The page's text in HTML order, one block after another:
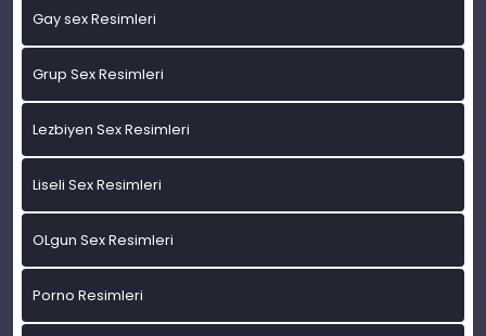
Gay sex Resimleri
Grup Sex Resimleri
Lezbiyen Sex Resimleri
Liseli Sex Resimleri
OLgun Sex Resimleri
Porno Resimleri